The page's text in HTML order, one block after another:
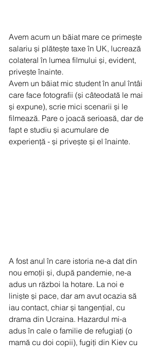
Avem acum un băiat mare ce primește
salariu și plătește taxe în UK, lucrează
colateral în lumea filmului și, evident,
privește înainte.
Avem un băiat mic student în anul întâi
care face fotografii (și câteodată le mai
și expune), scrie mici scenarii și le
filmează. Pare o joacă serioasă, dar de
fapt e studiu și acumulare de
experiență - și privește și el înainte.
A fost anul în care istoria ne-a dat din
nou emoții și, după pandemie, ne-a
adus un război la hotare. La noi e
liniște și pace, dar am avut ocazia să
iau contact, chiar și tangențial, cu
drama din Ucraina. Hazardul mi-a
adus în cale o familie de refugiați (o
mamă cu doi copii), fugiți din Kiev cu